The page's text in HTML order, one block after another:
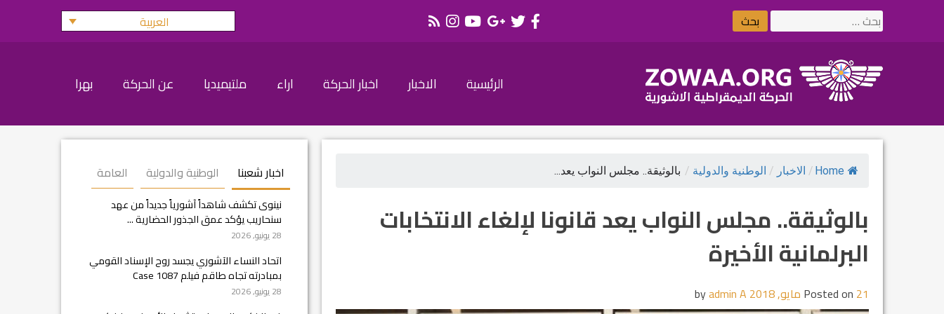
البحث
عن:
العربية
الرئيسية الاخبار اخبار الحركة اراء ملتيميديا عن الحركة بهرا
Home
/ الاخبار / الوطنية والدولية / بالوثيقة.. مجلس النواب يعد...
بالوثيقة.. مجلس النواب يعد قانونا لإلغاء الانتخابات
البرلمانية الأخيرة
Posted on 21 مايو, 2018 admin A
اخبار شعبنا الوطنية والدولية العامة
نينوى تكشف شاهداً آشورياً جديداً من عهد
سنحاريب يؤكد عمق الجذور الحضارية ...
28 يونيو, 2026
اتحاد النساء الآشوري يجسد روح الإسناد القومي
بمبادرته تجاه طاقم فيلم Case 1087
28 يونيو, 2026